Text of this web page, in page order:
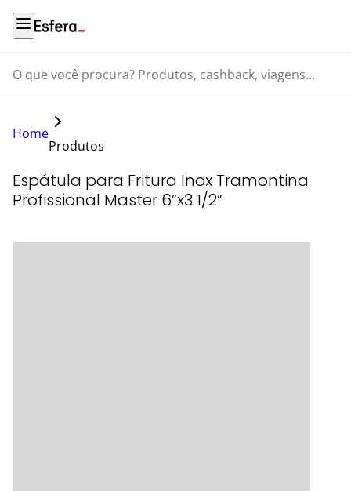
O que você procura? Produtos, cashback, viagens...
Home
Produtos
Espátula para Fritura Inox Tramontina
Profissional Master 6”x3 1/2”